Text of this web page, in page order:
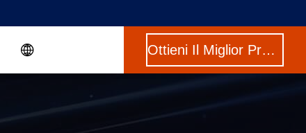
Ottieni Il Miglior Prezzo